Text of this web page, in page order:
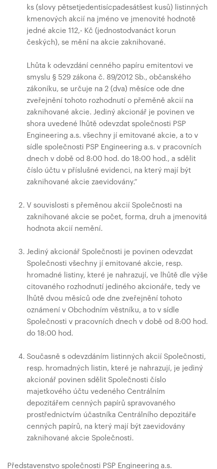
ks (slovy pětsetjedentisícpadesátšest kusů) listinných
kmenových akcií na jméno ve jmenovité hodnotě
jedné akcie 112,- Kč (jednostodvanáct korun
českých), se mění na akcie zaknihované.
Lhůta k odevzdání cenného papíru emitentovi ve
smyslu § 529 zákona č. 89/2012 Sb., občanského
zákoníku, se určuje na 2 (dva) měsíce ode dne
zveřejnění tohoto rozhodnutí o přeměně akcií na
zaknihované akcie. Jediný akcionář je povinen ve
shora uvedené lhůtě odevzdat společnosti PSP
Engineering a.s. všechny jí emitované akcie, a to v
sídle společnosti PSP Engineering a.s. v pracovních
dnech v době od 8:00 hod. do 18:00 hod., a sdělit
číslo účtu v příslušné evidenci, na který mají být
zaknihované akcie zaevidovány.“
V souvislosti s přeměnou akcií Společnosti na
zaknihované akcie se počet, forma, druh a jmenovitá
hodnota akcií nemění.
Jediný akcionář Společnosti je povinen odevzdat
Společnosti všechny jí emitované akcie, resp.
hromadné listiny, které je nahrazují, ve lhůtě dle výše
citovaného rozhodnutí jediného akcionáře, tedy ve
lhůtě dvou měsíců ode dne zveřejnění tohoto
oznámení v Obchodním věstníku, a to v sídle
Společnosti v pracovních dnech v době od 8:00 hod.
do 18:00 hod.
Současně s odevzdáním listinných akcií Společnosti,
resp. hromadných listin, které je nahrazují, je jediný
akcionář povinen sdělit Společnosti číslo
majetkového účtu vedeného Centrálním
depozitářem cenných papírů spravovaného
prostřednictvím účastníka Centrálního depozitáře
cenných papírů, na který mají být zaevidovány
zaknihované akcie Společnosti.
Představenstvo společnosti PSP Engineering a.s.